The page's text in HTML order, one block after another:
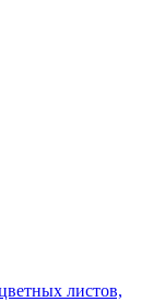
листов,